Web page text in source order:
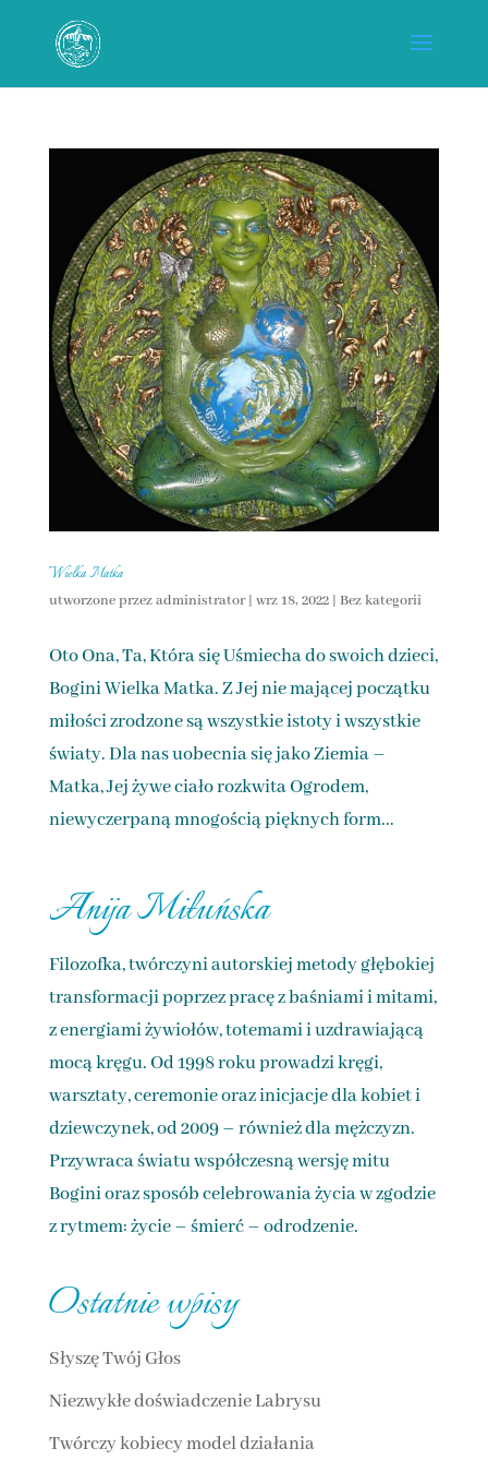
Wielka Matka
utworzone przezadministrator| wrz 18, 2022| Bez kategorii
Oto Ona, Ta, Która się Uśmiecha do swoich dzieci,
Bogini Wielka Matka. Z Jej nie mającej początku
miłości zrodzone są wszystkie istoty i wszystkie
światy. Dla nas uobecnia się jako Ziemia –
Matka, Jej żywe ciało rozkwita Ogrodem,
niewyczerpaną mnogością pięknych form...
Anija Miłuńska
Filozofka, twórczyni autorskiej metody głębokiej
transformacji poprzez pracę z baśniami i mitami,
z energiami żywiołów, totemami i uzdrawiającą
mocą kręgu. Od 1998 roku prowadzi kręgi,
warsztaty, ceremonie oraz inicjacje dla kobiet i
dziewczynek, od 2009 – również dla mężczyzn.
Przywraca światu współczesną wersję mitu
Bogini oraz sposób celebrowania życia w zgodzie
z rytmem: życie – śmierć – odrodzenie.
Ostatnie wpisy
Słyszę Twój Głos
Niezwykłe doświadczenie Labrysu
Twórczy kobiecy model działania